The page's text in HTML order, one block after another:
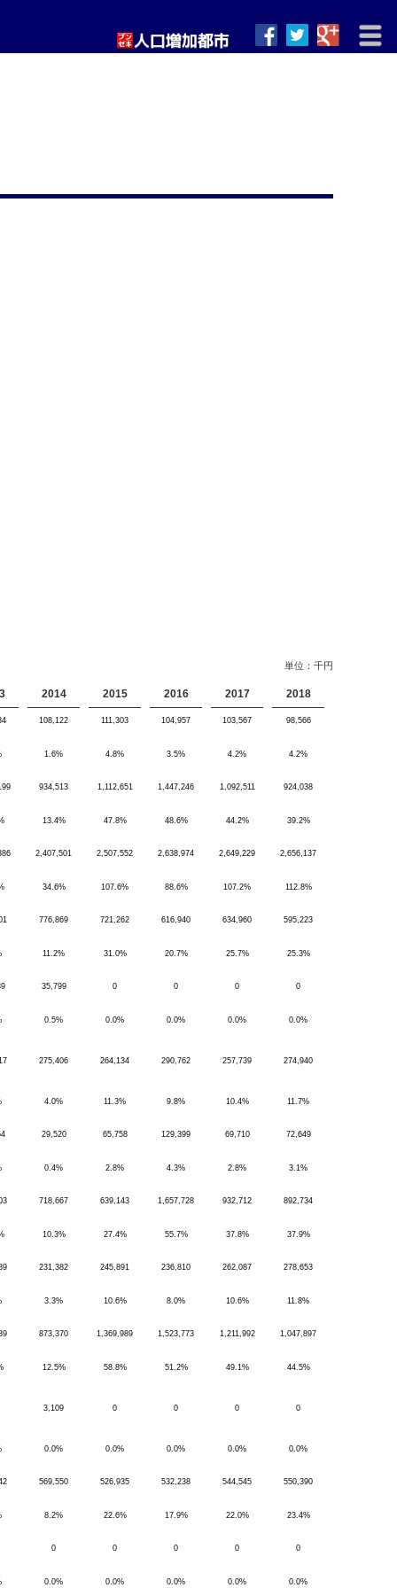
単位：千円
2014 2015 2016 2017 2018
108,122 111,303 104,957 103,567 98,566
1.6% 4.8% 3.5% 4.2% 4.2%
934,513 1,112,651 1,447,246 1,092,511 924,038
13.4% 47.8% 48.6% 44.2% 39.2%
2,407,501 2,507,552 2,638,974 2,649,229 2,656,137
34.6% 107.6% 88.6% 107.2% 112.8%
776,869 721,262 616,940 634,960 595,223
11.2% 31.0% 20.7% 25.7% 25.3%
35,799 0 0 0 0
0.5% 0.0% 0.0% 0.0% 0.0%
275,406 264,134 290,762 257,739 274,940
4.0% 11.3% 9.8% 10.4% 11.7%
29,520 65,758 129,399 69,710 72,649
0.4% 2.8% 4.3% 2.8% 3.1%
718,667 639,143 1,657,728 932,712 892,734
10.3% 27.4% 55.7% 37.8% 37.9%
231,382 245,891 236,810 262,087 278,653
3.3% 10.6% 8.0% 10.6% 11.8%
873,370 1,369,989 1,523,773 1,211,992 1,047,897
12.5% 58.8% 51.2% 49.1% 44.5%
3,109 0 0 0 0
0.0% 0.0% 0.0% 0.0% 0.0%
569,550 526,935 532,238 544,545 550,390
8.2% 22.6% 17.9% 22.0% 23.4%
0 0 0 0 0
0.0% 0.0% 0.0% 0.0% 0.0%